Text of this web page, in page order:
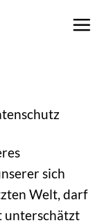
sich
Welt, darf
unterschätzt